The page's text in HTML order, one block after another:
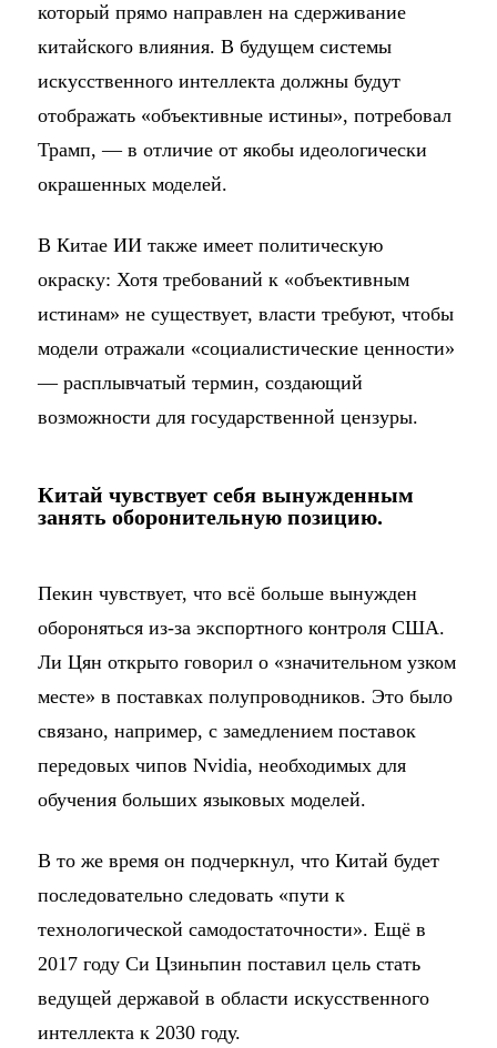
который прямо направлен на сдерживание
китайского влияния. В будущем системы
искусственного интеллекта должны будут
отображать «объективные истины», потребовал
Трамп, — в отличие от якобы идеологически
окрашенных моделей.
В Китае ИИ также имеет политическую
окраску: Хотя требований к «объективным
истинам» не существует, власти требуют, чтобы
модели отражали «социалистические ценности»
— расплывчатый термин, создающий
возможности для государственной цензуры.
Китай чувствует себя вынужденным
занять оборонительную позицию.
Пекин чувствует, что всё больше вынужден
обороняться из-за экспортного контроля США.
Ли Цян открыто говорил о «значительном узком
месте» в поставках полупроводников. Это было
связано, например, с замедлением поставок
передовых чипов Nvidia, необходимых для
обучения больших языковых моделей.
В то же время он подчеркнул, что Китай будет
последовательно следовать «пути к
технологической самодостаточности». Ещё в
2017 году Си Цзиньпин поставил цель стать
ведущей державой в области искусственного
интеллекта к 2030 году.